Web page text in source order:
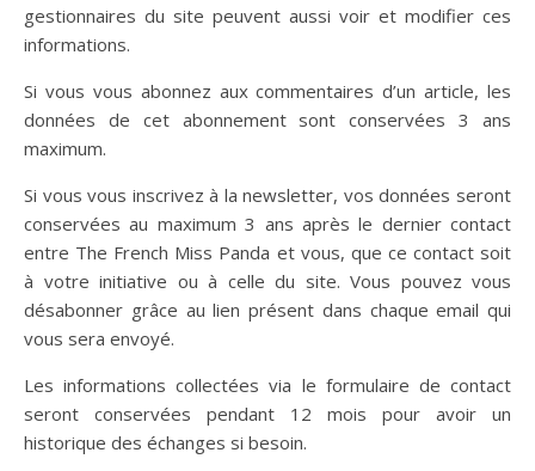
gestionnaires du site peuvent aussi voir et modifier ces
informations.
Si vous vous abonnez aux commentaires d’un article, les
données de cet abonnement sont conservées 3 ans
maximum.
Si vous vous inscrivez à la newsletter, vos données seront
conservées au maximum 3 ans après le dernier contact
entre The French Miss Panda et vous, que ce contact soit
à votre initiative ou à celle du site. Vous pouvez vous
désabonner grâce au lien présent dans chaque email qui
vous sera envoyé.
Les informations collectées via le formulaire de contact
seront conservées pendant 12 mois pour avoir un
historique des échanges si besoin.